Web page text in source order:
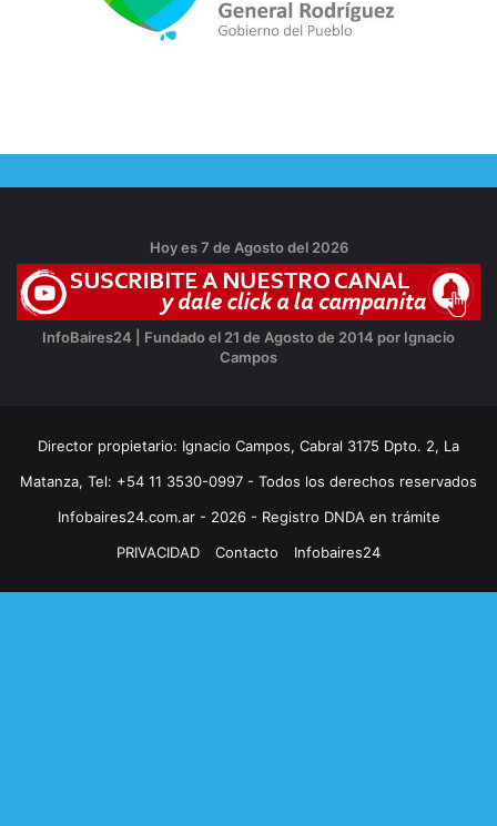
Hoy es 7 de Agosto del 2026
InfoBaires24 | Fundado el 21 de Agosto de 2014 por Ignacio
Campos
Director propietario: Ignacio Campos, Cabral 3175 Dpto. 2, La
Matanza, Tel: +54 11 3530-0997 - Todos los derechos reservados
Infobaires24.com.ar - 2026 - Registro DNDA en trámite
PRIVACIDAD
Contacto Infobaires24